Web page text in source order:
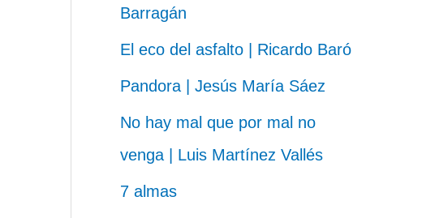
Barragán
El eco del asfalto | Ricardo Baró
Pandora | Jesús María Sáez
No hay mal que por mal no
venga | Luis Martínez Vallés
7 almas